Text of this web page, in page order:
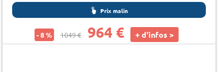
Prix malin
- 8 % 1049 € 964 € + d'infos >